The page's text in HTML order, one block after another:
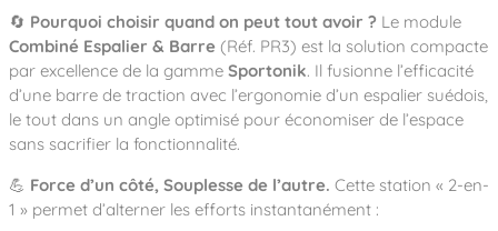
Notre équipe
Nous rejoindre
Stadium Arena
Street workout
Surfpark
Équipements sportifs
Mobilier urbain
Accessoires ludiques
Nos clients
Collectivités
Établissements scolaires
Architectes, Paysagistes-concepteurs
Camping et résidences de vacances
Notre expertise
Des aires intergénérationnelles de
L’éco-conception de nos jeux
Réalisations
Contact
🔄 Pourquoi choisir quand on peut tout avoir ? Le module
Combiné Espalier & Barre (Réf. PR3) est la solution compacte
par excellence de la gamme Sportonik. Il fusionne l’efficacité
d’une barre de traction avec l’ergonomie d’un espalier suédois,
le tout dans un angle optimisé pour économiser de l’espace
sans sacrifier la fonctionnalité.
💪 Force d’un côté, Souplesse de l’autre. Cette station « 2-en-
1 » permet d’alterner les efforts instantanément :